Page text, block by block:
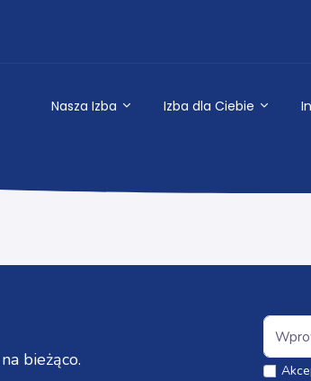
Nasza Izba Izba dla Ciebie
bieżąco.